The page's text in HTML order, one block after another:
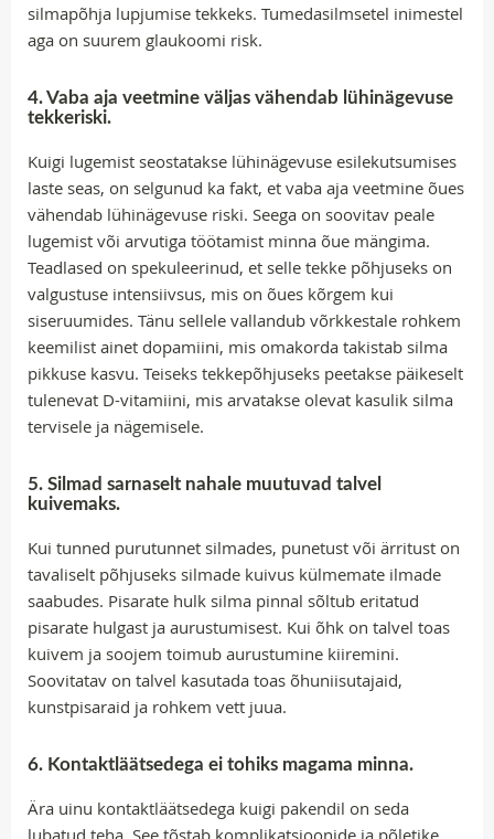
silmapõhja lupjumise tekkeks. Tumedasilmsetel inimestel
aga on suurem glaukoomi risk.
4. Vaba aja veetmine väljas vähendab lühinägevuse
tekkeriski.
Kuigi lugemist seostatakse lühinägevuse esilekutsumises
laste seas, on selgunud ka fakt, et vaba aja veetmine õues
vähendab lühinägevuse riski. Seega on soovitav peale
lugemist või arvutiga töötamist minna õue mängima.
Teadlased on spekuleerinud, et selle tekke põhjuseks on
valgustuse intensiivsus, mis on õues kõrgem kui
siseruumides. Tänu sellele vallandub võrkkestale rohkem
keemilist ainet dopamiini, mis omakorda takistab silma
pikkuse kasvu. Teiseks tekkepõhjuseks peetakse päikeselt
tulenevat D-vitamiini, mis arvatakse olevat kasulik silma
tervisele ja nägemisele.
5. Silmad sarnaselt nahale muutuvad talvel
kuivemaks.
Kui tunned purutunnet silmades, punetust või ärritust on
tavaliselt põhjuseks silmade kuivus külmemate ilmade
saabudes. Pisarate hulk silma pinnal sõltub eritatud
pisarate hulgast ja aurustumisest. Kui õhk on talvel toas
kuivem ja soojem toimub aurustumine kiiremini.
Soovitatav on talvel kasutada toas õhuniisutajaid,
kunstpisaraid ja rohkem vett juua.
6. Kontaktläätsedega ei tohiks magama minna.
Ära uinu kontaktläätsedega kuigi pakendil on seda
lubatud teha. See tõstab komplikatsioonide ja põletike